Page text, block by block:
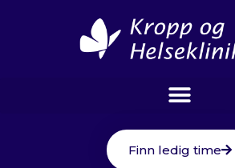
Finn ledig time